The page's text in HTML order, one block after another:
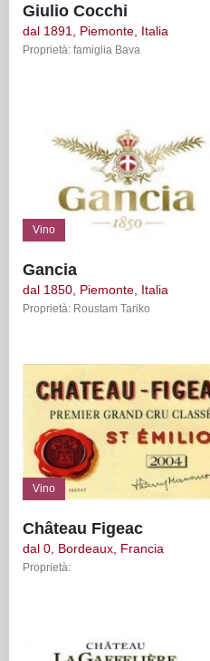
Giulio Cocchi
dal 1891, Piemonte, Italia
Proprietà: famiglia Bava
Vino
Gancia
dal 1850, Piemonte, Italia
Proprietà: Roustam Tariko
Vino
Château Figeac
dal 0, Bordeaux, Francia
Proprietà: